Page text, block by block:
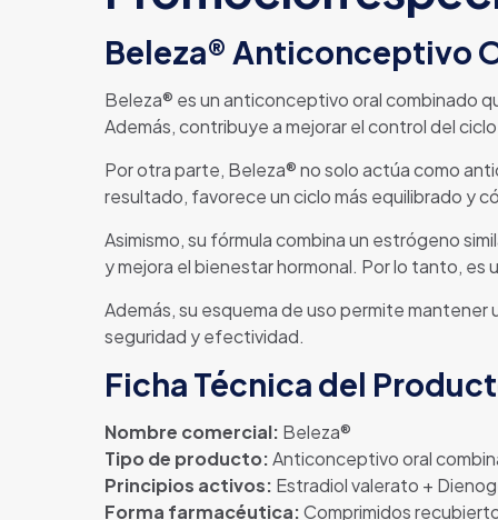
Beleza® Anticonceptivo
Beleza® es un anticonceptivo oral combinado
Además, contribuye a mejorar el control del
Por otra parte, Beleza® no solo actúa como
resultado, favorece un ciclo más equilibrado y
Asimismo, su fórmula combina un estrógeno
y mejora el bienestar hormonal. Por lo tanto,
Además, su esquema de uso permite
seguridad y efectividad.
Ficha Técnica del
Nombre comercial: Beleza®
Tipo de producto:Anticonceptivo oral
Principios activos: Estradiol valerato +
Forma farmacéutica:Comprimidos